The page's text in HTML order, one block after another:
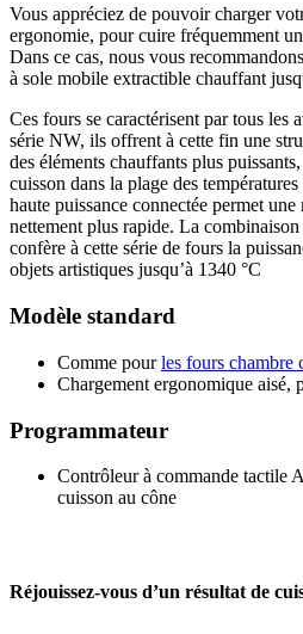
Vous appréciez de pouvoir charger
ergonomie, pour cuire fréquemment
Dans ce cas, nous vous
à sole mobile extractible chauffant
Ces fours se caractérisent par tous les
série NW, ils offrent à cette fin une
des éléments chauffants plus
cuisson dans la plage des
haute puissance connectée permet
nettement plus rapide. La
confère à cette série de fours la
objets artistiques jusqu’à 1340 °C
Modèle standard
Comme pourles fours chambre
Chargement ergonomique aisé,
Programmateur
Contrôleur à commande tactile
cuisson au cône
Réjouissez-vous d’un résultat de